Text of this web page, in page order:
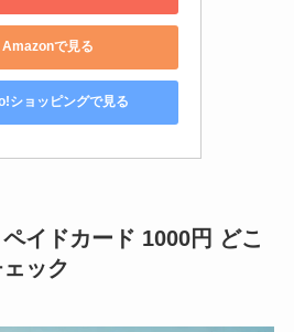
Amazonで見る
ショッピングで見る
イドカード 1000円 どこ
ック